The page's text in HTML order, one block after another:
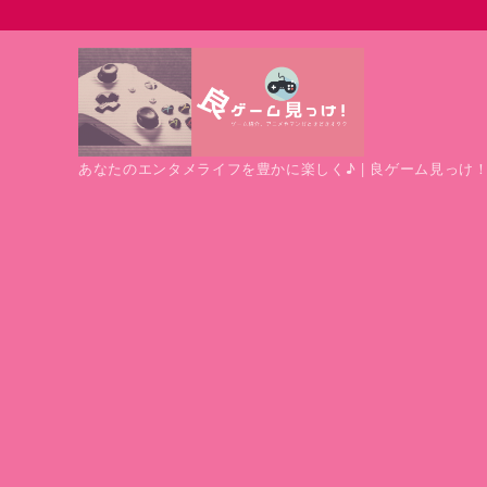
あなたのエンタメライフを豊かに楽しく♪ | 良ゲーム見っけ！